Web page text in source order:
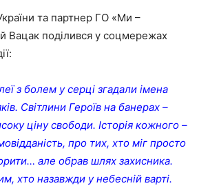
та партнер ГО «Ми –
Вацак поділився у соцмережах
з болем у серці згадали імена
Світлини Героїв на банерах –
ціну свободи. Історія кожного –
про тих, хто міг просто
але обрав шлях захисника.
хто назавжди у небесній варті.